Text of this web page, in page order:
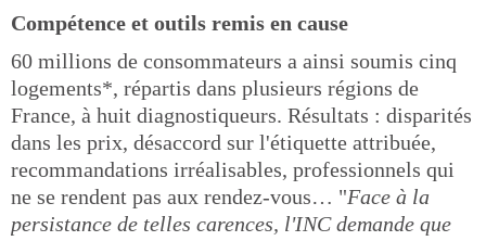
Compétence et outils remis en cause
60 millions de consommateurs a ainsi soumis cinq
logements*, répartis dans plusieurs régions de
France, à huit diagnostiqueurs. Résultats : disparités
dans les prix, désaccord sur l'étiquette attribuée,
recommandations irréalisables, professionnels qui
ne se rendent pas aux rendez-vous… "Face à la
persistance de telles carences, l'INC demande que